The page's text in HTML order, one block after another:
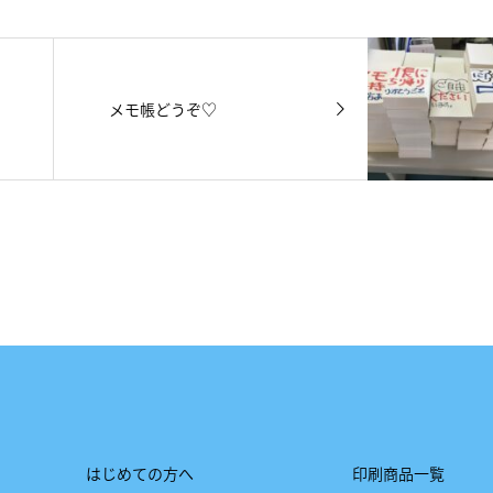
メモ帳どうぞ♡
はじめての方へ 印刷商品一覧